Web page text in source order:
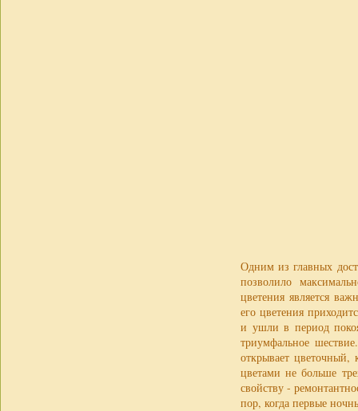
Одним из главных
позволило
цветения является
его цветения
и ушли в период
триумфальное
открывает цветочный,
цветами не больше
свойству -
пор, когда первые